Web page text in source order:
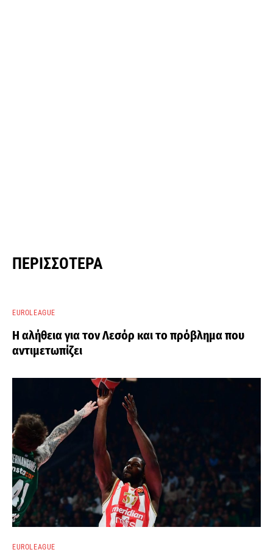
ΠΕΡΙΣΣΌΤΕΡΑ
EUROLEAGUE
Η αλήθεια για τον Λεσόρ και το πρόβλημα που
αντιμετωπίζει
EUROLEAGUE